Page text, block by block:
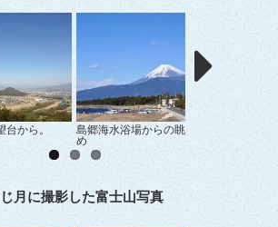
台から。
島郷海水浴場からの眺
め
淡島からの富士山
月に撮影した富士山写真